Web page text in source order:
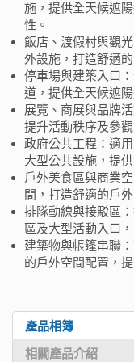
施，提供全天候遮
性。
飯店、渡假村與觀
外設施，打造舒適
停車場與建築入口
道，提供全天候遮
展覽、商展與品牌
提升活動秩序及參觀
政府公共工程：適
大型公共設施，提
戶外美食區與商業
間，打造舒適的戶
排隊動線與接駁區
區及大型活動入口
建築物與帳篷串聯
的戶外空間配置，
產品相簿
相關產品介紹